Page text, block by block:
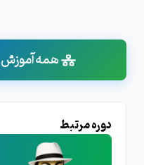
همه آموزش
دوره مرتبط